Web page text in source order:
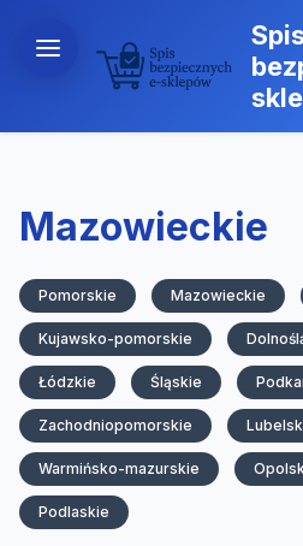
Mazowieckie
Pomorskie Mazowieckie
Kujawsko-pomorskie
Łódzkie Śląskie
Zachodniopomorskie
Warmińsko-mazurskie
Podlaskie